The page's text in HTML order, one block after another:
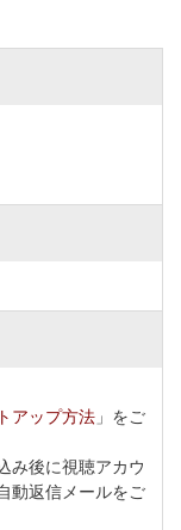
アップ方法 」をご
み後に視聴アカウ
動返信メールをご